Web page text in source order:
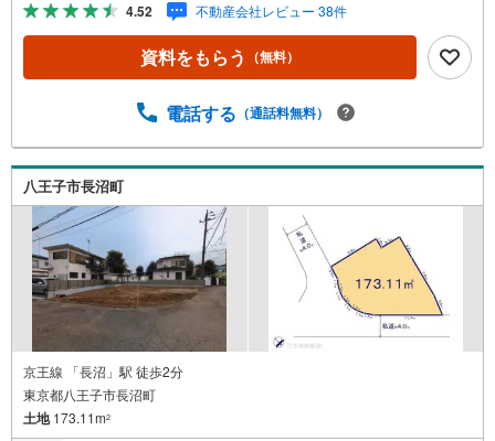
4.52 不動産会社レビュー 38件
資料をもらう （無料）
電話する （通話料無料）
八王子市長沼町
京王線 「長沼」駅 徒歩2分
東京都八王子市長沼町
土地173.11m2